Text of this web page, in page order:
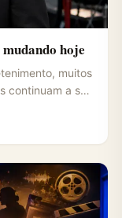
hoje
muitos
continuam a se